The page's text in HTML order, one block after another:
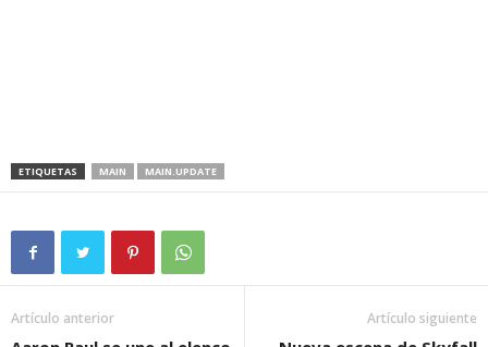
ETIQUETAS MAIN MAIN.UPDATE
Artículo anterior Artículo siguiente